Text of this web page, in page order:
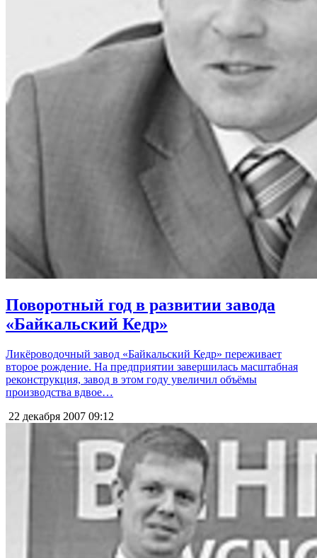
Поворотный год в развитии завода
«Байкальский Кедр»
Ликёроводочный завод «Байкальский Кедр» переживает
второе рождение. На предприятии завершилась масштабная
реконструкция, завод в этом году увеличил объёмы
производства вдвое…
22 декабря 2007 09:12